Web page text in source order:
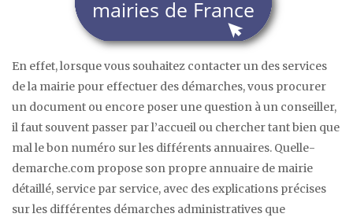
En effet, lorsque vous souhaitez contacter un des services
de la mairie pour effectuer des démarches, vous procurer
un document ou encore poser une question à un conseiller,
il faut souvent passer par l’accueil ou chercher tant bien que
mal le bon numéro sur les différents annuaires. Quelle-
demarche.com propose son propre annuaire de mairie
détaillé, service par service, avec des explications précises
sur les différentes démarches administratives que